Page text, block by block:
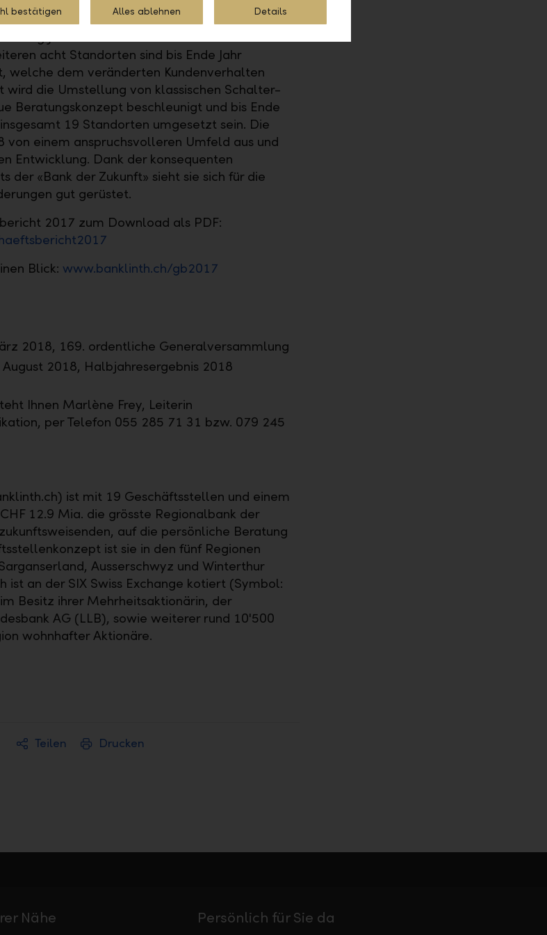
In Siebnen zog das bestehende
acht Standorten sind bis Ende Jahr
welche dem veränderten Kundenverhalten
wird die Umstellung von klassischen Schalter-
Beratungskonzept beschleunigt und bis Ende
19 Standorten umgesetzt sein. Die
von einem anspruchsvolleren Umfeld aus und
Entwicklung. Dank der konsequenten
der «Bank der Zukunft» sieht sie sich für die
gut gerüstet.
2017 zum Download als PDF:
Blick: www.banklinth.ch/gb2017
2018, 169. ordentliche Generalversammlung
2018, Halbjahresergebnis 2018
Ihnen Marlène Frey, Leiterin
per Telefon 055 285 71 31 bzw. 079 245
ist mit 19 Geschäftsstellen und einem
12.9 Mia. die grösste Regionalbank der
auf die persönliche Beratung
ist sie in den fünf Regionen
Ausserschwyz und Winterthur
ist an der SIX Swiss Exchange kotiert (Symbol:
Besitz ihrer Mehrheitsaktionärin, der
AG (LLB), sowie weiterer rund 10'500
wohnhafter Aktionäre.
Teilen Drucken
Persönlich für Sie da
Nähe
bestätigen Alles ablehnen Details